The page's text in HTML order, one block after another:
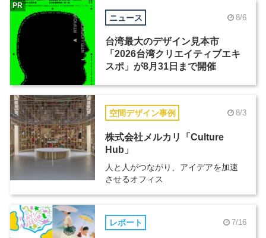
ニュース 8/6
台湾最大のデザイン見本市
「2026台湾クリエイティブエキ
スポ」が8月31日まで開催
PR
空間デザイン事例 8/3
株式会社メルカリ「Culture
Hub」
人と人がつながり、アイデアを加速
させるオフィス
レポート 7/16